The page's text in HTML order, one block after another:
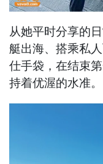
从她平时分享的
艇出海、搭乘私
仕手袋，在结束
持着优渥的水准。